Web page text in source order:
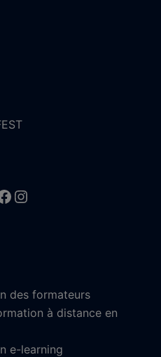
Instagram
des formateurs
à distance en
e-learning